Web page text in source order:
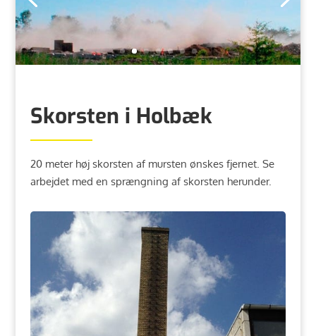
Skorsten i Holbæk
20 meter høj skorsten af mursten ønskes fjernet. Se
arbejdet med en sprængning af skorsten herunder.